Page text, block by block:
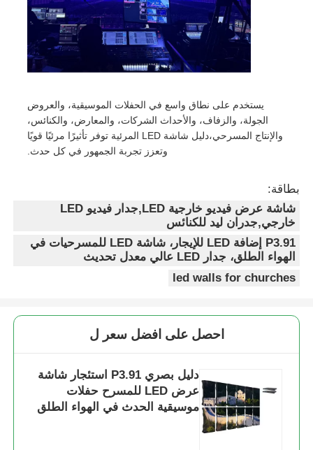
اطلب عرض أسعار
شاشة عرض فيديو LED
شاشة عرض LED
استئجار شاشة LED للمسرح
جدار فيديو LED COB
عرض LED شفاف
لوحة الإعلانات في الهواء الطلق
يستخدم على نطاق واسع في الحفلات الموسيقية، والعروض
الجولة، والزفاف، والأحداث الشركات، والمعارض، والكنائس،
والإنتاج المسرحي،دليل شاشة LED المرئية توفر تأثيرًا مرئيًا قويًا
وتعزز تجربة الجمهور في كل حدث.
بطاقة:
شاشة عرض فيديو خارجية LED,جدار فيديو LED
خارجي,جدران ليد للكنائس
P3.91 إضافة LED للإيجار، شاشة LED للمسرحيات في
الهواء الطلق، جدار LED عالي معدل تحديث
led walls for churches
احصل على افضل سعر ل
دليل بصري P3.91 استئجار شاشة
عرض LED للمسرح حفلات
موسيقية الحدث في الهواء الطلق